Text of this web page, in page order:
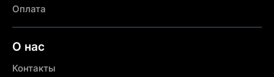
Оплата
О нас
Контакты